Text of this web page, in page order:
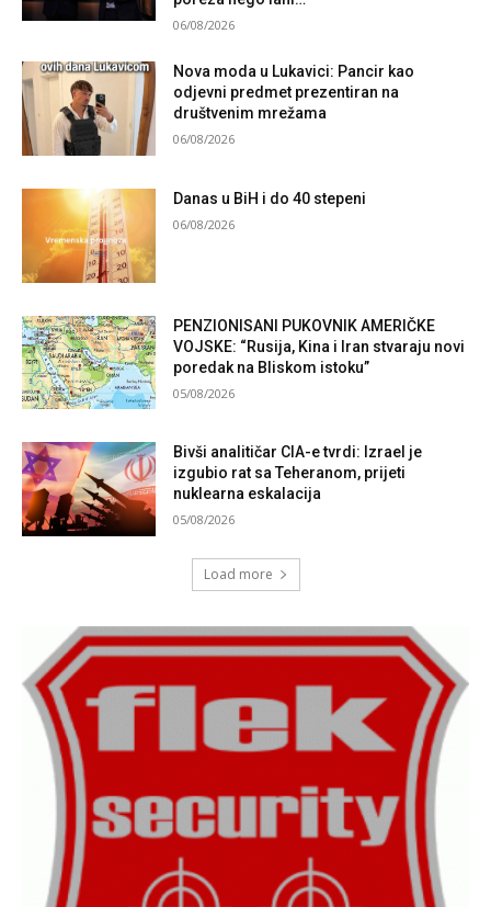
06/08/2026
Nova moda u Lukavici: Pancir kao
odjevni predmet prezentiran na
društvenim mrežama
06/08/2026
Danas u BiH i do 40 stepeni
06/08/2026
PENZIONISANI PUKOVNIK AMERIČKE
VOJSKE: “Rusija, Kina i Iran stvaraju novi
poredak na Bliskom istoku”
05/08/2026
Bivši analitičar CIA-e tvrdi: Izrael je
izgubio rat sa Teheranom, prijeti
nuklearna eskalacija
05/08/2026
Load more